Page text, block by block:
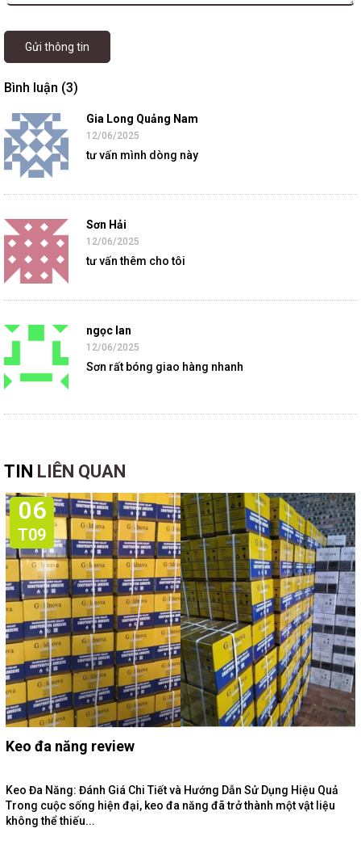
Gửi thông tin
Bình luận (3)
Gia Long Quảng Nam
12/06/2025
tư vấn mình dòng này
Sơn Hải
12/06/2025
tư vấn thêm cho tôi
ngọc lan
12/06/2025
Sơn rất bóng giao hàng nhanh
TIN LIÊN QUAN
06
T09
Keo đa năng review
Keo Đa Năng: Đánh Giá Chi Tiết và Hướng Dẫn Sử Dụng Hiệu Quả
Trong cuộc sống hiện đại, keo đa năng đã trở thành một vật liệu
không thể thiếu...